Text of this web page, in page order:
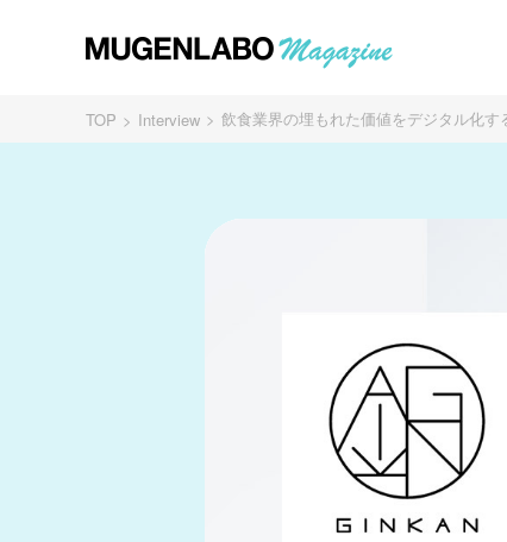
TOP Interview 飲食業界の埋もれた価値をデジタル化